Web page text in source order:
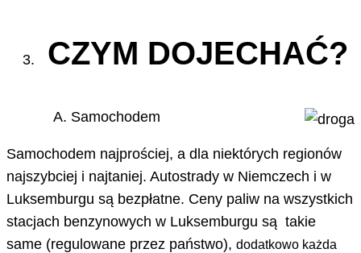
CZYM DOJECHAĆ?
Samochodem
Samochodem najprościej, a dla niektórych regionów
najszybciej i najtaniej. Autostrady w Niemczech i w
Luksemburgu są bezpłatne. Ceny paliw na wszystkich
stacjach benzynowych w Luksemburgu są takie
same (regulowane przez państwo), dodatkowo każda